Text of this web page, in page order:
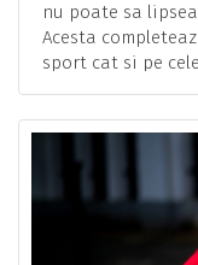
nu poate sa
Acesta
sport cat si pe